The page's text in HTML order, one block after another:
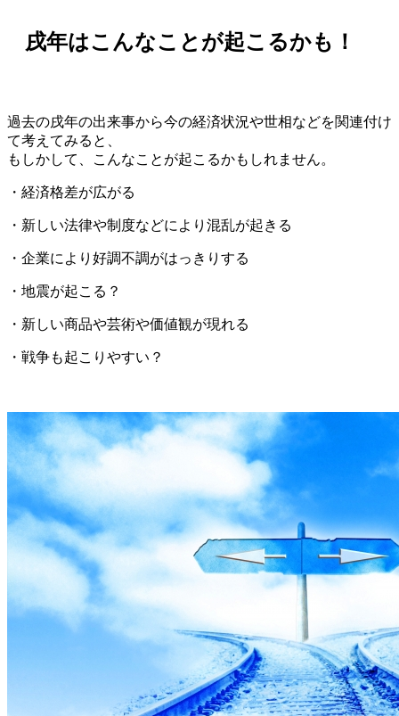
戌年はこんなことが起こるかも！
過去の戌年の出来事から今の経済状況や世相などを関連付け
て考えてみると、
もしかして、こんなことが起こるかもしれません。
・経済格差が広がる
・新しい法律や制度などにより混乱が起きる
・企業により好調不調がはっきりする
・地震が起こる？
・新しい商品や芸術や価値観が現れる
・戦争も起こりやすい？